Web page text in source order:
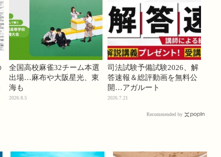
全国高校麻雀32チーム本選
出場…麻布や大阪星光、東
海も
2026.8.5
司法試験予備試験2026、解
答速報＆総評動画を無料公
開…アガルート
2026.7.21
Recommended by